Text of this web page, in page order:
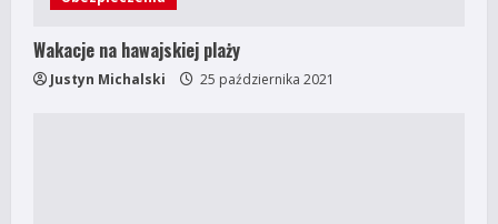
Wakacje na hawajskiej plaży
Justyn Michalski 25 października 2021